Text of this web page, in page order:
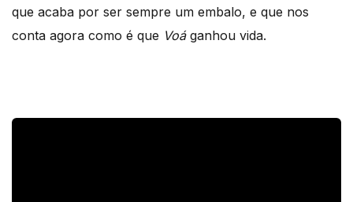
que acaba por ser sempre um embalo, e que nos
conta agora como é que Voá ganhou vida.